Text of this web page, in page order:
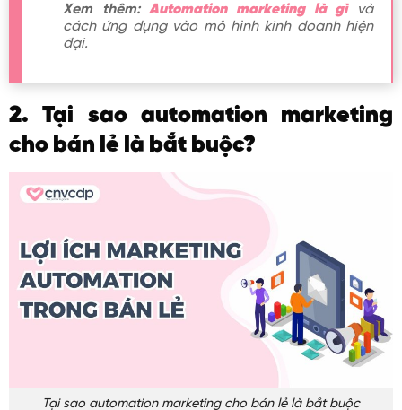
Xem thêm: Automation marketing là gìvà
cách ứng dụng vào mô hình kinh doanh hiện
đại.
2. Tại sao automation marketing
cho bán lẻ là bắt buộc?
Tại sao automation marketing cho bán lẻ là bắt buộc